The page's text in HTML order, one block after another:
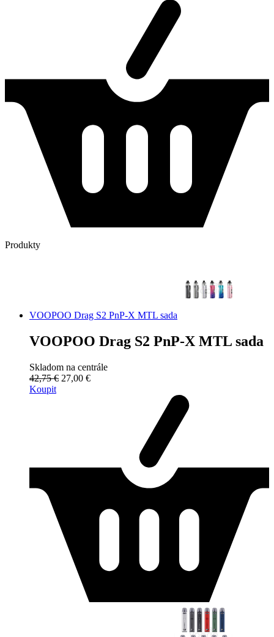
Produkty
VOOPOO Drag S2 PnP-X MTL sada
VOOPOO Drag S2 PnP-X MTL sada
Skladom na centrále
42,75 € 27,00 €
Koupit